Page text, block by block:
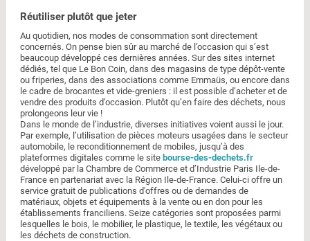
Réutiliser plutôt que jeter
Au quotidien, nos modes de consommation sont directement
concernés. On pense bien sûr au marché de l’occasion qui s’est
beaucoup développé ces dernières années. Sur des sites internet
dédiés, tel que Le Bon Coin, dans des magasins de type dépôt-vente
ou friperies, dans des associations comme Emmaüs, ou encore dans
le cadre de brocantes et vide-greniers : il est possible d’acheter et de
vendre des produits d’occasion. Plutôt qu’en faire des déchets, nous
prolongeons leur vie !
Dans le monde de l’industrie, diverses initiatives voient aussi le jour.
Par exemple, l’utilisation de pièces moteurs usagées dans le secteur
automobile, le reconditionnement de mobiles, jusqu’à des
plateformes digitales comme le site bourse-des-dechets.fr
développé par la Chambre de Commerce et d’Industrie Paris Ile-de-
France en partenariat avec la Région Ile-de-France. Celui-ci offre un
service gratuit de publications d'offres ou de demandes de
matériaux, objets et équipements à la vente ou en don pour les
établissements franciliens. Seize catégories sont proposées parmi
lesquelles le bois, le mobilier, le plastique, le textile, les végétaux ou
les déchets de construction.